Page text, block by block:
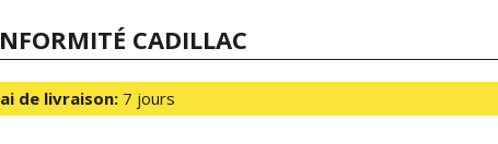
CADILLAC
de livraison: 7 jours